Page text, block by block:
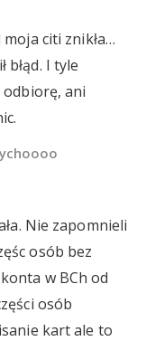
citi znikła…
błąd. I tyle
odbiorę, ani
Nie zapomnieli
osób bez
w BCh od
osób
kart ale to